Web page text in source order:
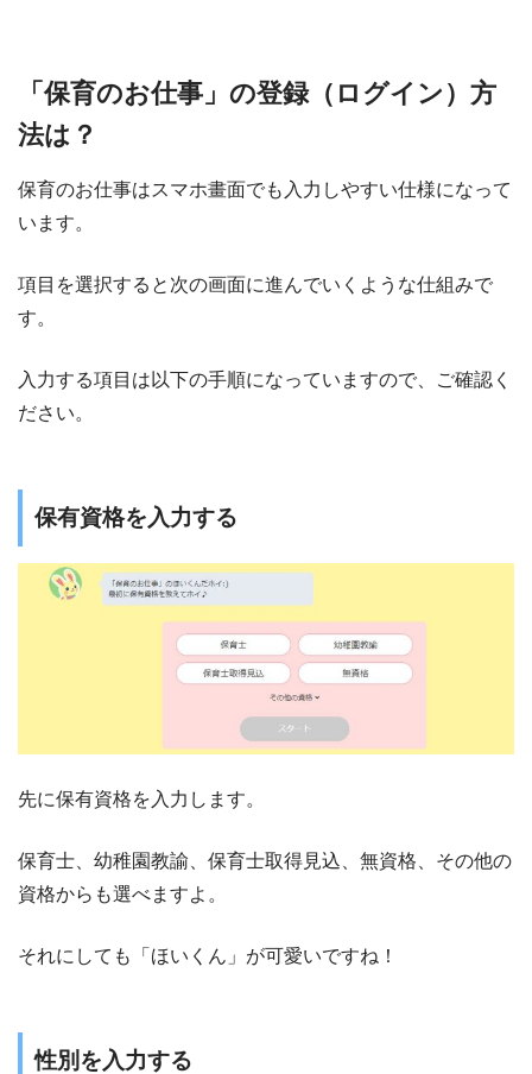
「保育のお仕事」の登録（ログイン）方
法は？
保育のお仕事はスマホ畫面でも入力しやすい仕様になって
います。
項目を選択すると次の画面に進んでいくような仕組みで
す。
入力する項目は以下の手順になっていますので、ご確認く
ださい。
保有資格を入力する
先に保有資格を入力します。
保育士、幼稚園教諭、保育士取得見込、無資格、その他の
資格からも選べますよ。
それにしても「ほいくん」が可愛いですね！
性別を入力する